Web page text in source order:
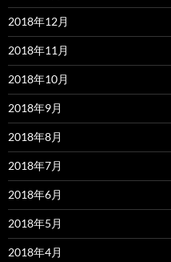
2018年12月
2018年11月
2018年10月
2018年9月
2018年8月
2018年7月
2018年6月
2018年5月
2018年4月